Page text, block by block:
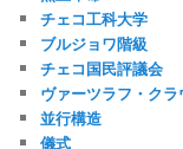
チェコ工科大学
ブルジョワ階級
チェコ国民評議会
ヴァーツラフ・クラ
並行構造
儀式